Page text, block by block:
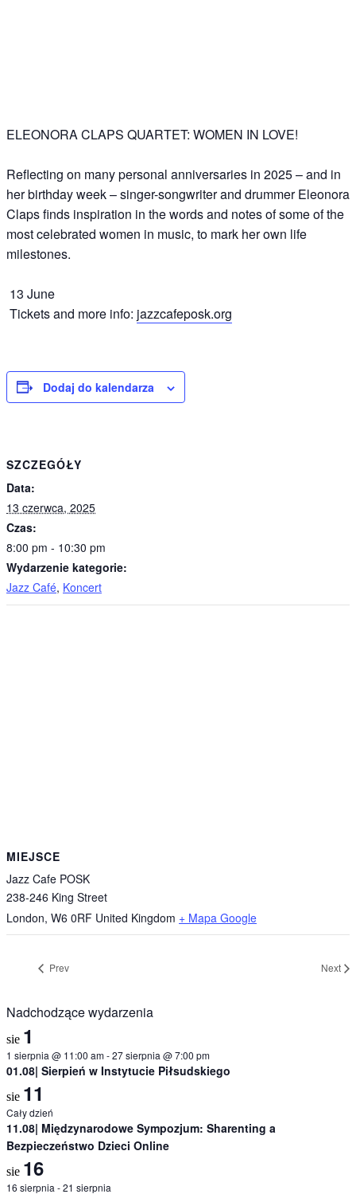
ELEONORA CLAPS QUARTET: WOMEN IN LOVE!
Reflecting on many personal anniversaries in 2025 – and in
her birthday week – singer-songwriter and drummer Eleonora
Claps finds inspiration in the words and notes of some of the
most celebrated women in music, to mark her own life
milestones.
13 June
Tickets and more info: jazzcafeposk.org
Dodaj do kalendarza
SZCZEGÓŁY
Data:
13 czerwca, 2025
Czas:
8:00 pm - 10:30 pm
Wydarzenie kategorie:
Jazz Café, Koncert
MIEJSCE
Jazz Cafe POSK
238-246 King Street
London, W6 0RF United Kingdom + Mapa Google
Prev Next
Nadchodzące wydarzenia
sie 1
1 sierpnia @ 11:00 am-27 sierpnia @ 7:00 pm
01.08| Sierpień w Instytucie Piłsudskiego
sie 11
Cały dzień
11.08| Międzynarodowe Sympozjum: Sharenting a
Bezpieczeństwo Dzieci Online
sie 16
16 sierpnia -21 sierpnia